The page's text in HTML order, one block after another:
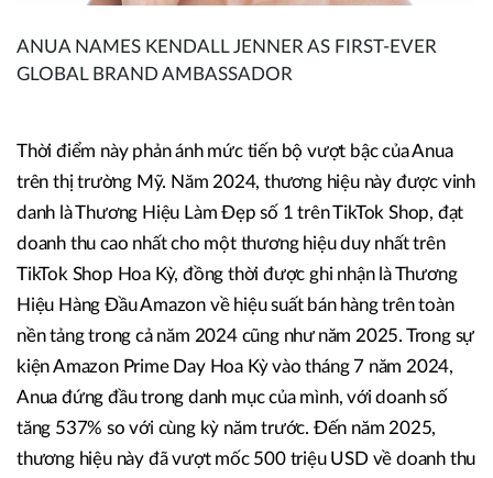
ANUA NAMES KENDALL JENNER AS FIRST-EVER
GLOBAL BRAND AMBASSADOR
Thời điểm này phản ánh mức tiến bộ vượt bậc của Anua
trên thị trường Mỹ. Năm 2024, thương hiệu này được vinh
danh là Thương Hiệu Làm Đẹp số 1 trên TikTok Shop, đạt
doanh thu cao nhất cho một thương hiệu duy nhất trên
TikTok Shop Hoa Kỳ, đồng thời được ghi nhận là Thương
Hiệu Hàng Đầu Amazon về hiệu suất bán hàng trên toàn
nền tảng trong cả năm 2024 cũng như năm 2025. Trong sự
kiện Amazon Prime Day Hoa Kỳ vào tháng 7 năm 2024,
Anua đứng đầu trong danh mục của mình, với doanh số
tăng 537% so với cùng kỳ năm trước. Đến năm 2025,
thương hiệu này đã vượt mốc 500 triệu USD về doanh thu